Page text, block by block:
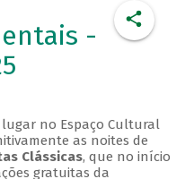
-
no Espaço Cultural
as noites de
Clássicas, que no início
gratuitas da